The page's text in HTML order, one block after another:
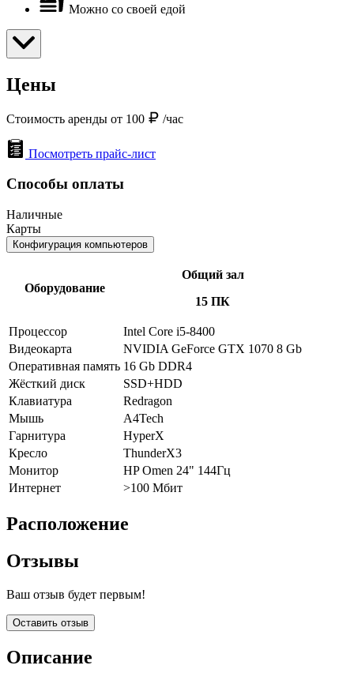
Можно со своей едой
Цены
Стоимость аренды от 100 /час
Посмотреть прайс-лист
Способы оплаты
Наличные
Карты
Конфигурация компьютеров
Оборудование
Общий зал
15 ПК
Процессор
Intel Core i5-8400
Видеокарта
NVIDIA GeForce GTX 1070 8 Gb
Оперативная память 16 Gb DDR4
Жёсткий диск
SSD+HDD
Клавиатура
Redragon
Мышь
A4Tech
Гарнитура
HyperX
Кресло
ThunderX3
Монитор
HP Omen 24" 144Гц
Интернет
>100 Мбит
Расположение
Отзывы
Ваш отзыв будет первым!
Оставить отзыв
Описание